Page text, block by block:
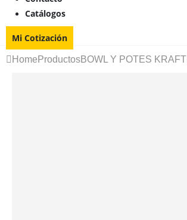
Catálogos
Mi Cotización
Home ProductosBOWL Y POTES KRAFT